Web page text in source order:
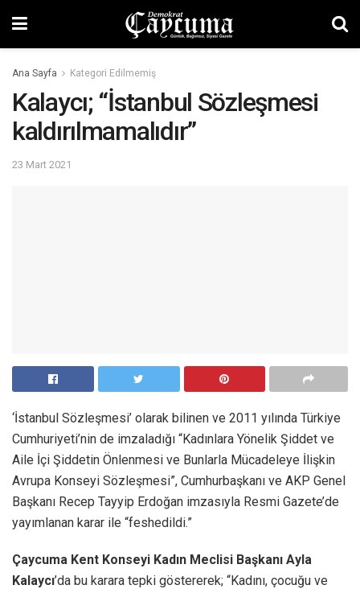
Ana Sayfa Kategori Edilmemiş
Kalaycı; “İstanbul Sözleşmesi
kaldırılmamalıdır”
23 Mart 2021
‘İstanbul Sözleşmesi’ olarak bilinen ve 2011 yılında Türkiye
Cumhuriyeti’nin de imzaladığı “Kadınlara Yönelik Şiddet ve
Aile İçi Şiddetin Önlenmesi ve Bunlarla Mücadeleye İlişkin
Avrupa Konseyi Sözleşmesi”, Cumhurbaşkanı ve AKP Genel
Başkanı Recep Tayyip Erdoğan imzasıyla Resmi Gazete’de
yayımlanan karar ile “feshedildi.”
Çaycuma Kent Konseyi Kadın Meclisi Başkanı Ayla
Kalaycı’da bu karara tepki göstererek; “Kadını, çocuğu ve